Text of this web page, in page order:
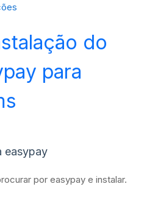
do
para
easypay
por easypay e instalar.